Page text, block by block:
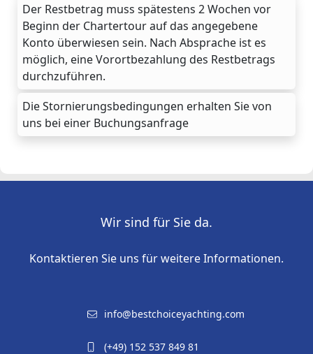
Der Restbetrag muss spätestens 2 Wochen vor
Beginn der Chartertour auf das angegebene
Konto überwiesen sein. Nach Absprache ist es
möglich, eine Vorortbezahlung des Restbetrags
durchzuführen.
Die Stornierungsbedingungen erhalten Sie von
uns bei einer Buchungsanfrage
Wir sind für Sie da.
Kontaktieren Sie uns für weitere Informationen.
info@bestchoiceyachting.com
(+49) 152 537 849 81